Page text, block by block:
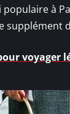
à
voyager